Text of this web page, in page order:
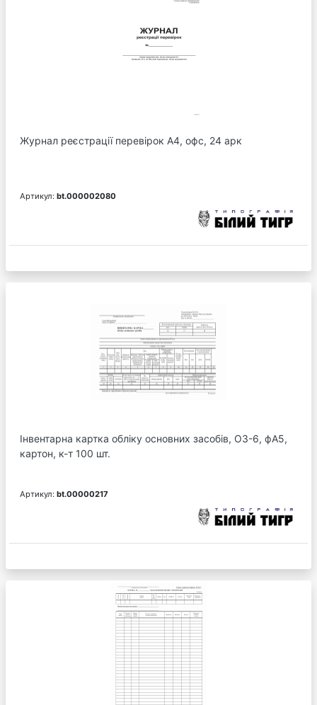
Журнал реєстрації перевірок А4, офс, 24 арк
Артикул: bt.000002080
Інвентарна картка обліку основних засобів, ОЗ-6, фА5,
картон, к-т 100 шт.
Артикул: bt.00000217